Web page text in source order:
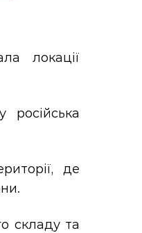
локації
російська
де
складу та